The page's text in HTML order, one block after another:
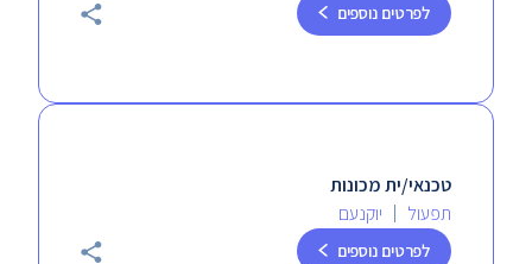
לפרטים נוספים
טכנאי/ית מכונות
יוקנעם
תפעול
לפרטים נוספים